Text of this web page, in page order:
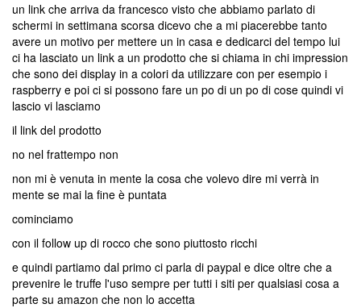
un link che arriva da francesco visto che abbiamo parlato di
schermi in settimana scorsa dicevo che a mi piacerebbe tanto
avere un motivo per mettere un in casa e dedicarci del tempo lui
ci ha lasciato un link a un prodotto che si chiama in chi impression
che sono dei display in a colori da utilizzare con per esempio i
raspberry e poi ci si possono fare un po di un po di cose quindi vi
lascio vi lasciamo
il link del prodotto
no nel frattempo non
non mi è venuta in mente la cosa che volevo dire mi verrà in
mente se mai la fine è puntata
cominciamo
con il follow up di rocco che sono piuttosto ricchi
e quindi partiamo dal primo ci parla di paypal e dice oltre che a
prevenire le truffe l'uso sempre per tutti i siti per qualsiasi cosa a
parte su amazon che non lo accetta